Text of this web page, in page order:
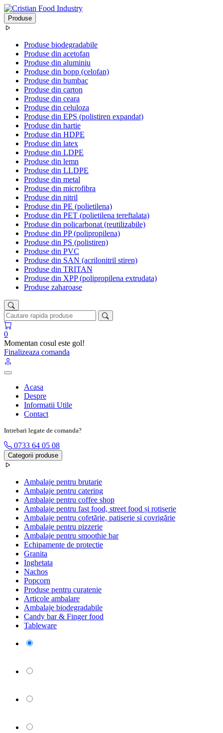
Produse
Produse biodegradabile
Produse din acetofan
Produse din aluminiu
Produse din bopp (celofan)
Produse din bumbac
Produse din carton
Produse din ceara
Produse din celuloza
Produse din EPS (polistiren expandat)
Produse din hartie
Produse din HDPE
Produse din latex
Produse din LDPE
Produse din lemn
Produse din LLDPE
Produse din metal
Produse din microfibra
Produse din nitril
Produse din PE (polietilena)
Produse din PET (polietilena tereftalata)
Produse din policarbonat (reutilizabile)
Produse din PP (polipropilena)
Produse din PS (polistiren)
Produse din PVC
Produse din SAN (acrilonitril stiren)
Produse din TRITAN
Produse din XPP (polipropilena extrudata)
Produse zaharoase
0
Momentan cosul este gol!
Finalizeaza comanda
Acasa
Despre
Informatii Utile
Contact
Intrebari legate de comanda?
0733 64 05 08
Categorii produse
Ambalaje pentru brutarie
Ambalaje pentru catering
Ambalaje pentru coffee shop
Ambalaje pentru fast food, street food și rotiserie
Ambalaje pentru cofetărie, patiserie si covrigărie
Ambalaje pentru pizzerie
Ambalaje pentru smoothie bar
Echipamente de protectie
Granita
Inghetata
Nachos
Popcorn
Produse pentru curatenie
Articole ambalare
Ambalaje biodegradabile
Candy bar & Finger food
Tableware